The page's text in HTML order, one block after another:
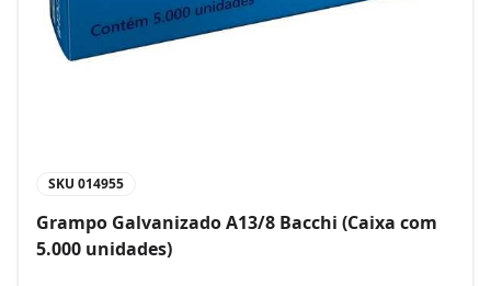
SKU 014955
Grampo Galvanizado A13/8 Bacchi (Caixa com
5.000 unidades)